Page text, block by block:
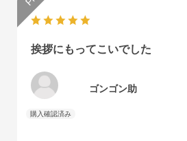
挨拶にもってこいでした
ゴンゴン助